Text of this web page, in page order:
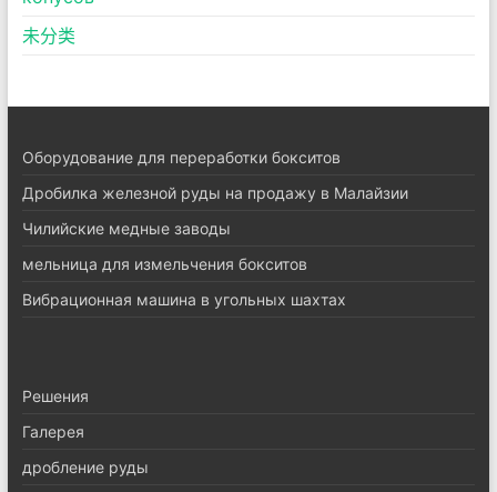
未分类
Оборудование для переработки бокситов
Дробилка железной руды на продажу в Малайзии
Чилийские медные заводы
мельница для измельчения бокситов
Вибрационная машина в угольных шахтах
Pешения
Галерея
дробление руды